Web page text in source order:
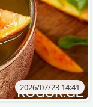
2026/07/23 14:41